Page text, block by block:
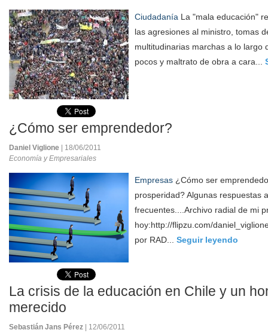
Ciudadanía La "mala educación"
las agresiones al ministro, tomas
multitudinarias marchas a lo largo
pocos y maltrato de obra a cara...
¿Cómo ser emprendedor?
Daniel Viglione
| 18/06/2011
Economía y Empresariales
Empresas ¿Cómo ser
prosperidad? Algunas respuestas
frecuentes....Archivo radial de mi
hoy:http://flipzu.com/
por RAD... Seguir leyendo
La crisis de la educación en Chile y un
merecido
Sebastián Jans Pérez
| 12/06/2011